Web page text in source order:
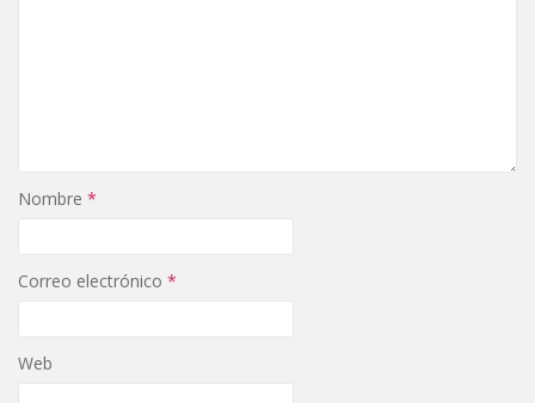
Nombre *
Correo electrónico *
Web